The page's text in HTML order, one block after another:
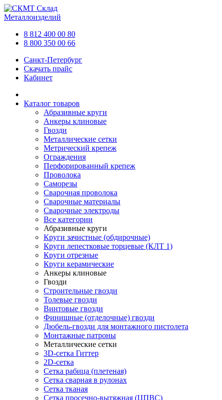
Склад
Металлоизделий
8 812 400 00 80
8 800 350 00 66
Санкт-Петербург
Скачать прайс
Кабинет
Каталог товаров
Абразивные круги
Анкеры клиновые
Гвозди
Металлические сетки
Метрический крепеж
Ограждения
Перфорированный крепеж
Проволока
Саморезы
Сварочная проволока
Сварочные материалы
Сварочные электроды
Все категории
Абразивные круги
Круги зачистные (обдирочные)
Круги лепестковые торцевые (КЛТ 1)
Круги отрезные
Круги керамические
Анкеры клиновые
Гвозди
Строительные гвозди
Толевые гвозди
Винтовые гвозди
Финишные (отделочные) гвозди
Дюбель-гвозди для монтажного пистолета
Монтажные патроны
Металлические сетки
3D-сетка Гиттер
2D-сетка
Сетка рабица (плетеная)
Сетка сварная в рулонах
Сетка тканая
Сетка просечно-вытяжная (ЦПВС)